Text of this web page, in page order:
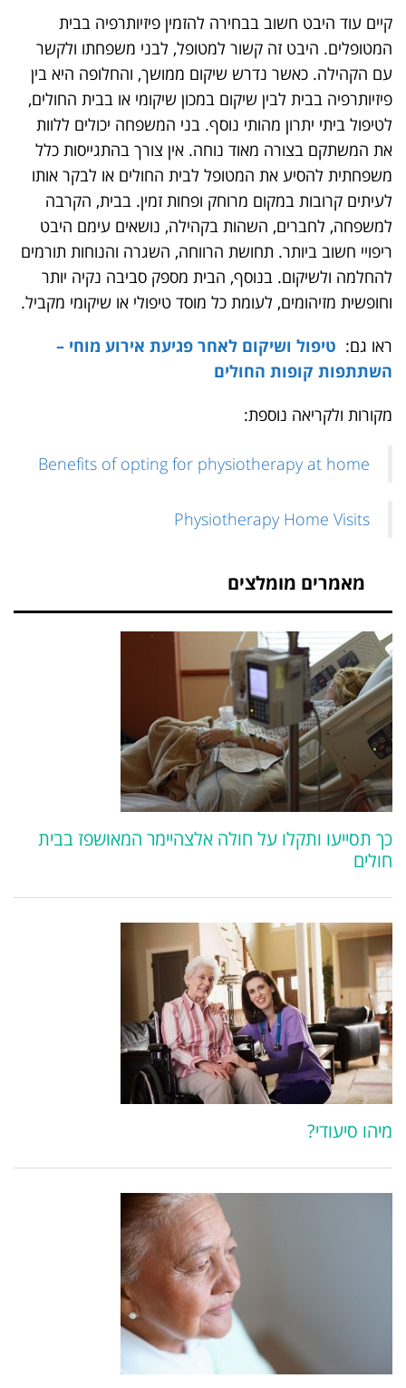
קיים עוד היבט חשוב בבחירה להזמין פיזיותרפיה בבית
המטופלים. היבט זה קשור למטופל, לבני משפחתו ולקשר
עם הקהילה. כאשר נדרש שיקום ממושך, והחלופה היא בין
פיזיותרפיה בבית לבין שיקום במכון שיקומי או בבית החולים,
לטיפול ביתי יתרון מהותי נוסף. בני המשפחה יכולים ללוות
את המשתקם בצורה מאוד נוחה. אין צורך בהתגייסות כלל
משפחתית להסיע את המטופל לבית החולים או לבקר אותו
לעיתים קרובות במקום מרוחק ופחות זמין. בבית, הקרבה
למשפחה, לחברים, השהות בקהילה, נושאים עימם היבט
ריפויי חשוב ביותר. תחושת הרווחה, השגרה והנוחות תורמים
להחלמה ולשיקום. בנוסף, הבית מספק סביבה נקיה יותר
וחופשית מזיהומים, לעומת כל מוסד טיפולי או שיקומי מקביל.
ראו גם: טיפול ושיקום לאחר פגיעת אירוע מוחי –
השתתפות קופות החולים
מקורות ולקריאה נוספת:
Benefits of opting for physiotherapy at home
Physiotherapy Home Visits
מאמרים מומלצים
כך תסייעו ותקלו על חולה אלצהיימר המאושפז בבית
חולים
מיהו סיעודי?